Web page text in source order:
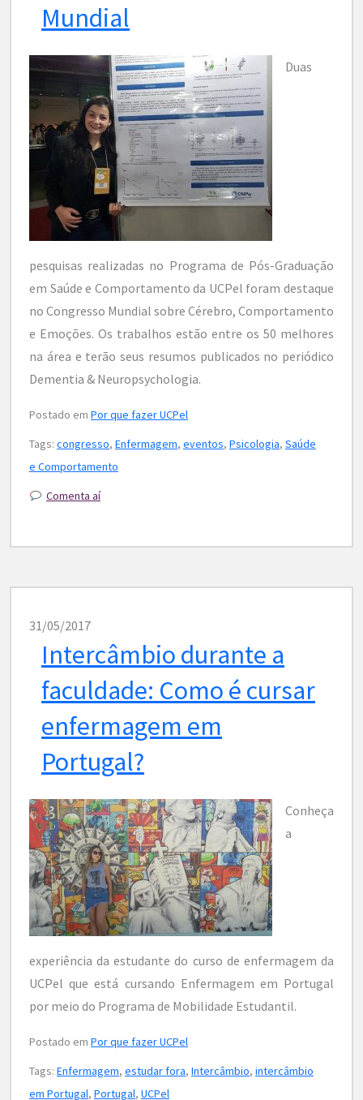
Mundial
Duas
pesquisas realizadas no Programa de Pós-Graduação
em Saúde e Comportamento da UCPel foram destaque
no Congresso Mundial sobre Cérebro, Comportamento
e Emoções. Os trabalhos estão entre os 50 melhores
na área e terão seus resumos publicados no periódico
Dementia & Neuropsychologia.
Postado em Por que fazer UCPel
Tags: congresso, Enfermagem, eventos, Psicologia, Saúde
e Comportamento
Comenta aí
31/05/2017
Intercâmbio durante a
faculdade: Como é cursar
enfermagem em
Portugal?
Conheça
a
experiência da estudante do curso de enfermagem da
UCPel que está cursando Enfermagem em Portugal
por meio do Programa de Mobilidade Estudantil.
Postado em Por que fazer UCPel
Tags: Enfermagem, estudar fora, Intercâmbio, intercâmbio
em Portugal, Portugal, UCPel